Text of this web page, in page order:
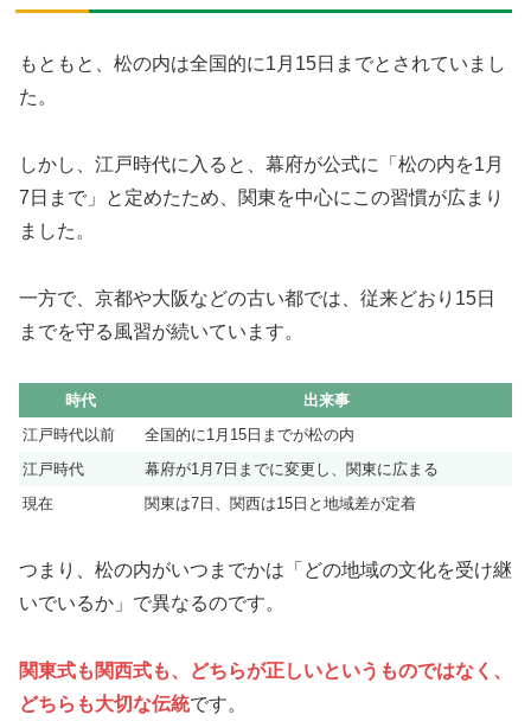
もともと、松の内は全国的に1月15日までとされていまし
た。
しかし、江戸時代に入ると、幕府が公式に「松の内を1月
7日まで」と定めたため、関東を中心にこの習慣が広まり
ました。
一方で、京都や大阪などの古い都では、従来どおり15日
までを守る風習が続いています。
時代
出来事
江戸時代以前
全国的に1月15日までが松の内
江戸時代
幕府が1月7日までに変更し、関東に広まる
現在
関東は7日、関西は15日と地域差が定着
つまり、松の内がいつまでかは「どの地域の文化を受け継
いでいるか」で異なるのです。
関東式も関西式も、どちらが正しいというものではなく、
どちらも大切な伝統です。